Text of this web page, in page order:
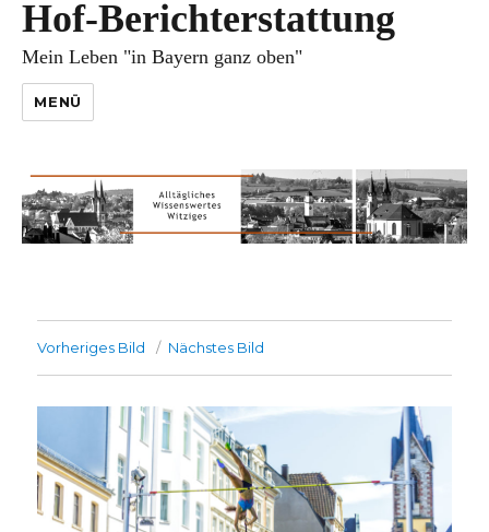
Hof-Berichterstattung
Mein Leben "in Bayern ganz oben"
MENÜ
Vorheriges Bild Nächstes Bild